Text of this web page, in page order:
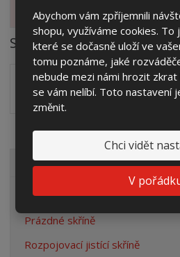
Abychom vám zpříjemnili
shopu, využíváme cookies. To
které se dočasně uloží ve
tomu poznáme, jaké
nebude mezi námi hrozit
se vám nelíbí. Toto nastavení
změnit.
Chci vidět
V
Zobrazit alternativní produkty
Soubory ke stažení
Zakótovaný nákres skříně
zálisků ve formátu PDFpdf (60.24
VŠECHNY KATEGORIE
Elektroměrové rozvaděče
Prázdné skříně
Rozpojovací jistící skříně